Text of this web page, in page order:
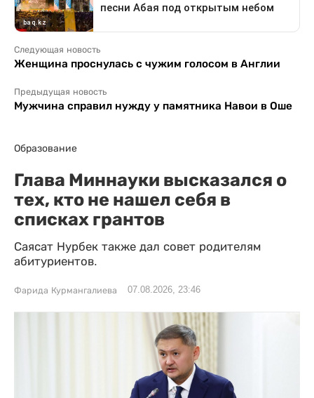
Следующая новость
Женщина проснулась с чужим голосом в Англии
Предыдущая новость
Мужчина справил нужду у памятника Навои в Оше
Образование
Глава Миннауки высказался о
тех, кто не нашел себя в
списках грантов
Саясат Нурбек также дал совет родителям
абитуриентов.
Фарида Курмангалиева 07.08.2026, 23:46